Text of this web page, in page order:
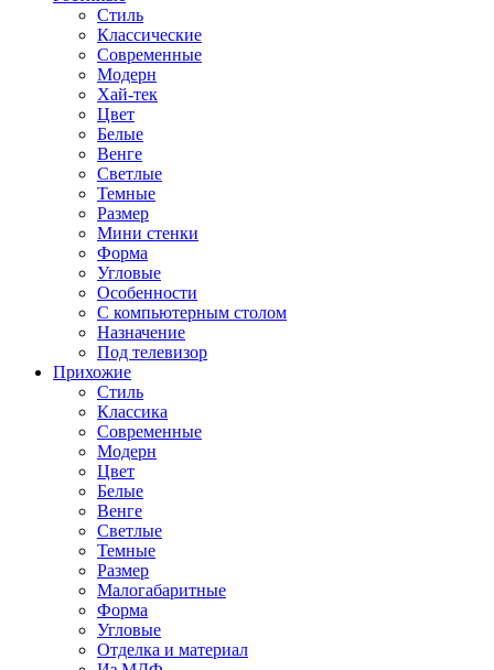
Стиль
Классические
Современные
Модерн
Хай-тек
Цвет
Белые
Венге
Светлые
Темные
Размер
Мини стенки
Форма
Угловые
Особенности
С компьютерным столом
Назначение
Под телевизор
Прихожие
Стиль
Классика
Современные
Модерн
Цвет
Белые
Венге
Светлые
Темные
Размер
Малогабаритные
Форма
Угловые
Отделка и материал